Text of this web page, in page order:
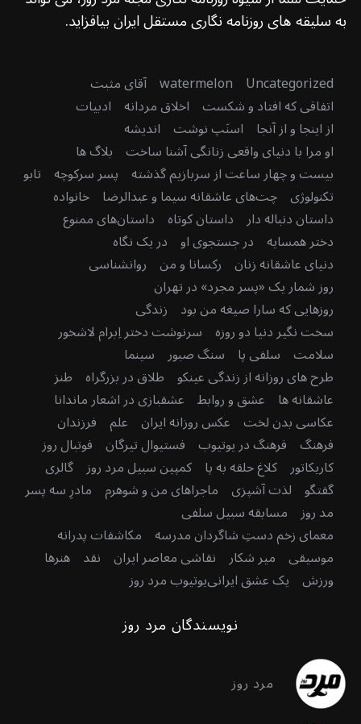
به سلیقه های روزنامه نگاری مستقل ایران بیافزاید.
Uncategorized
watermelon آقای مثبت
اتفاقی که افتاد و شکست اخلاق مردانه ادبیات
از اینجا و از آنجا اسنَپ نوشت اندیشه
او مرا با دنیای واقعی زنانگی آشنا ساخت بلاگ ها
بیست و چهار ساعت از سربازیم گذشته پسر سرکوچه تابو
تکنولوژی چت‌های عاشقانه سیما و عبدالرضا خانواده
داستان دنباله دار داستان کوتاه داستان‌های ممنوع
دختر همسایه در جستجوی او در یک نگاه
دنیای عاشقانه زنان رکسانا و من روانشناسی
روز شمار یک «پسر مجرد» در تهران
روزهایی که سارا صیغه من بود زندگی
سخت نگیر دنیا دو روزه سرنوشت دختر اِبرام لاشخور
سلامت سلفی پا سنگ صبور سینما
طرح های روزانه از زندگی عینکو طلاق در بزرگراه طنز
عاشقانه ها عشق و روابط عشقبازی در اشعار ماندانا
عکاسی بدن لخت عکس روزانه ایران علم فرزندان
فرهنگ فرهنگ در یوتیوب فستیوال تیرگان فوتبال روز
کاریکاتور کلاغ حلقه به پا کمپین سبیل مرد روز گالری
گفتگو لذت آشپزی ماجراهای من و شوهرم مادرِ سه پسر
مد روز مسابقه سبیل سلفی
معمای زخم دستِ شاگردان مدرسه مکاشفات پدرانه
موسیقی میر شکار نقاشی معاصر ایران نقد هنرها
ورزش یک عشق ایرانییوتیوب مرد روز
نویسندگان مرد روز
مرد روز